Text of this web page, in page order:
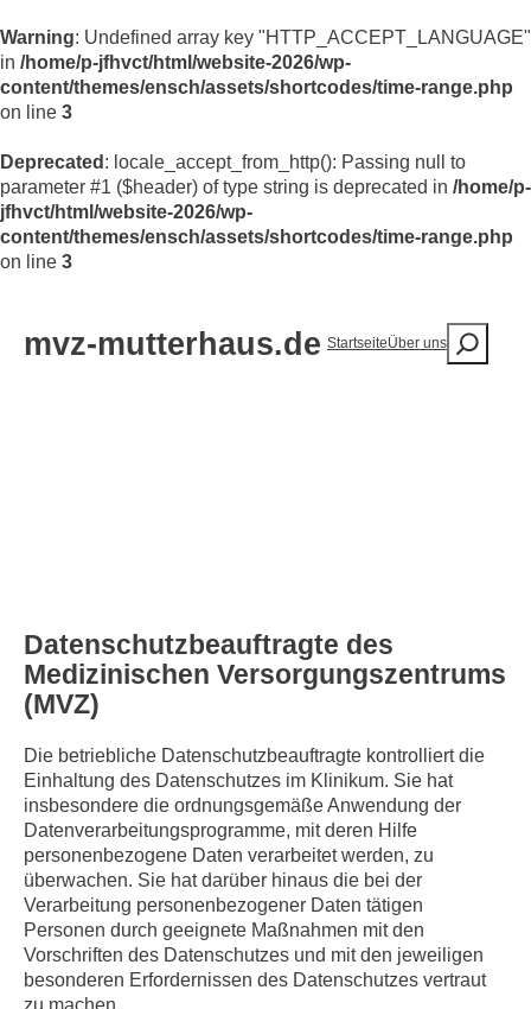
Warning: Undefined array key "HTTP_ACCEPT_LANGUAGE"
in /home/p-jfhvct/html/website-2026/wp-
content/themes/ensch/assets/shortcodes/time-range.php
on line 3
Deprecated : locale_accept_from_http(): Passing null to
parameter #1 ($header) of type string is deprecated in /home/p-
jfhvct/html/website-2026/wp-
content/themes/ensch/assets/shortcodes/time-range.php
on line 3
mvz-mutterhaus.de StartseiteÜber uns
Datenschutzbeauftragte des
Medizinischen Versorgungszentrums
(MVZ)
Die betriebliche Datenschutzbeauftragte kontrolliert die
Einhaltung des Datenschutzes im Klinikum. Sie hat
insbesondere die ordnungsgemäße Anwendung der
Datenverarbeitungsprogramme, mit deren Hilfe
personenbezogene Daten verarbeitet werden, zu
überwachen. Sie hat darüber hinaus die bei der
Verarbeitung personenbezogener Daten tätigen
Personen durch geeignete Maßnahmen mit den
Vorschriften des Datenschutzes und mit den jeweiligen
besonderen Erfordernissen des Datenschutzes vertraut
zu machen.